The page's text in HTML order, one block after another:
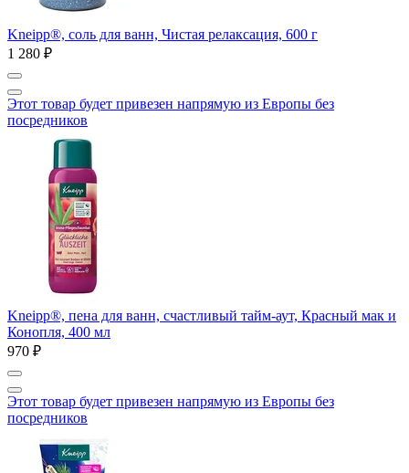
Kneipp®, соль для ванн, Чистая релаксация, 600 г
1 280 ₽
Этот товар будет привезен напрямую из Европы без
посредников
Kneipp®, пена для ванн, счастливый тайм-аут, Красный мак и
Конопля, 400 мл
970 ₽
Этот товар будет привезен напрямую из Европы без
посредников